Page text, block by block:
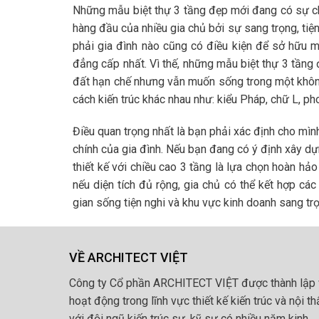
Những mẫu biệt thự 3 tầng đẹp mới đang có sự
hàng đầu của nhiều gia chủ bởi sự sang trọng,
phải gia đình nào cũng có điều kiện để sở hữu
đẳng cấp nhất. Vì thế, những mẫu biệt thự 3
đất hạn chế nhưng vẫn muốn sống trong một
cách kiến trúc khác nhau như: kiểu Pháp, chữ L,
Điều quan trọng nhất là bạn phải xác định cho
chính của gia đình. Nếu bạn đang có ý định xây
thiết kế với chiều cao 3 tầng là lựa chọn hoàn
nếu diện tích đủ rộng, gia chủ có thể kết hợp
gian sống tiện nghi và khu vực kinh doanh sang
VỀ ARCHITECT VIỆT
Công ty Cổ phần ARCHITECT VIỆT được thành lập
hoạt động trong lĩnh vực thiết kế kiến trúc và nội